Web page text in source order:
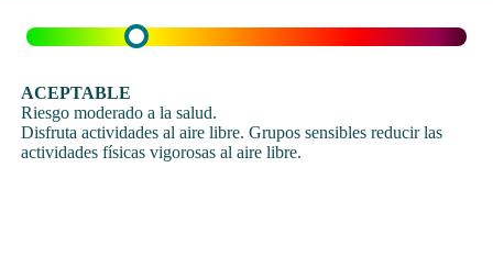
ACEPTABLE
Riesgo moderado a la salud.
Disfruta actividades al aire libre. Grupos sensibles reducir las
actividades físicas vigorosas al aire libre.